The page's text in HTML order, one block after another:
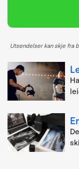
Utsendelser kan skje fra